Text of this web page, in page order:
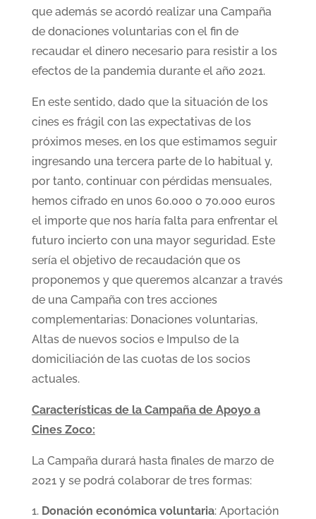
que además se acordó realizar una Campaña
de donaciones voluntarias con el fin de
recaudar el dinero necesario para resistir a los
efectos de la pandemia durante el año 2021.
En este sentido, dado que la situación de los
cines es frágil con las expectativas de los
próximos meses, en los que estimamos seguir
ingresando una tercera parte de lo habitual y,
por tanto, continuar con pérdidas mensuales,
hemos cifrado en unos 60.000 o 70.000 euros
el importe que nos haría falta para enfrentar el
futuro incierto con una mayor seguridad. Este
sería el objetivo de recaudación que os
proponemos y que queremos alcanzar a través
de una Campaña con tres acciones
complementarias: Donaciones voluntarias,
Altas de nuevos socios e Impulso de la
domiciliación de las cuotas de los socios
actuales.
Características de la Campaña de Apoyo a
Cines Zoco:
La Campaña durará hasta finales de marzo de
2021 y se podrá colaborar de tres formas:
Donación económica voluntaria: Aportación